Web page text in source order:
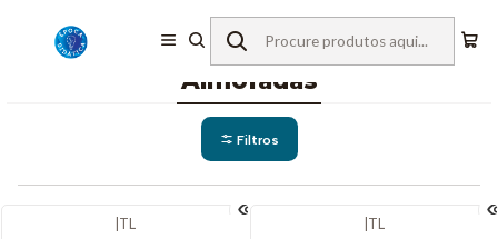
Início Têxteis para Hotelaria Quarto Almofadas
Almofadas
Filtros
TL TL